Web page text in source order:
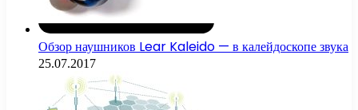
Обзор наушников Lear Kaleido — в калейдоскопе звука
25.07.2017